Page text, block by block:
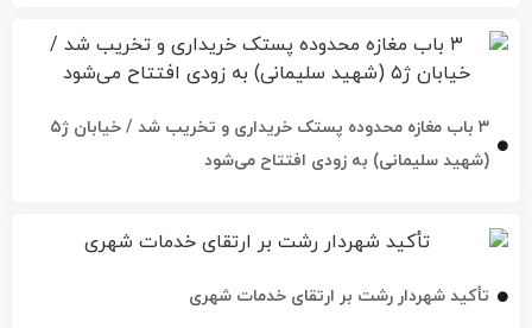
۳ باب مغازه محدوده پستک خریداری و تخریب شد / خیابان ژ۵
(شهید سلیمانی) به زودی افتتاح می‌شود
تأکید شهردار رشت بر ارتقای خدمات شهری